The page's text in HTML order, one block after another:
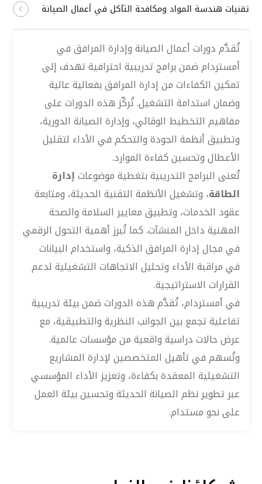
تقنيات هندسة المواد ومكافحة التآكل في أعمال الصيانة
تُقدَّم دورات أعمال الصيانة وإدارة المرافق في
أمستردام ضمن برامج تدريبية احترافية تهدف إلى
تمكين الكفاءات من إدارة المرافق بفعالية عالية
وضمان استدامة التشغيل. تُركّز هذه الدورات على
مفاهيم التخطيط الوقائي، وإدارة الصيانة الدورية،
وتطبيق أنظمة الجودة والتحكم في الأداء لتقليل
الأعطال وتحسين كفاءة الموارد.
تُعنى البرامج التدريبية بتغطية موضوعاتإدارة
الطاقة، وتشغيل الأنظمة التقنية الحديثة، ومتابعة
عقود الخدمات، وتطبيق معايير السلامة والصحة
المهنية داخل المنشآت. كما تُبرز أهمية التحول الرقمي
في مجال إدارة المرافق الذكية، واستخدام البيانات
في مراقبة الأداء وتحليل الاتجاهات التشغيلية لدعم
القرارات الاستراتيجية.
في أمستردام، تُقدَّم هذه الدورات ضمن بيئة تدريبية
تفاعلية تجمع بين الجوانب النظرية والتطبيقية، مع
عرض حالات دراسية واقعية من مؤسسات عالمية.
وتُسهم في تأهيل المتخصصين لإدارة المشاريع
التشغيلية المعقدة بكفاءة، وتعزيز الأداء المؤسسي
عبر تطوير نظم الصيانة الحديثة وتحسين بيئة العمل
على نحو مستدام.